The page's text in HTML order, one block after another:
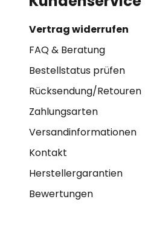
Vertrag widerrufen
FAQ & Beratung
Bestellstatus prüfen
Rücksendung/Retouren
Zahlungsarten
Versandinformationen
Kontakt
Herstellergarantien
Bewertungen